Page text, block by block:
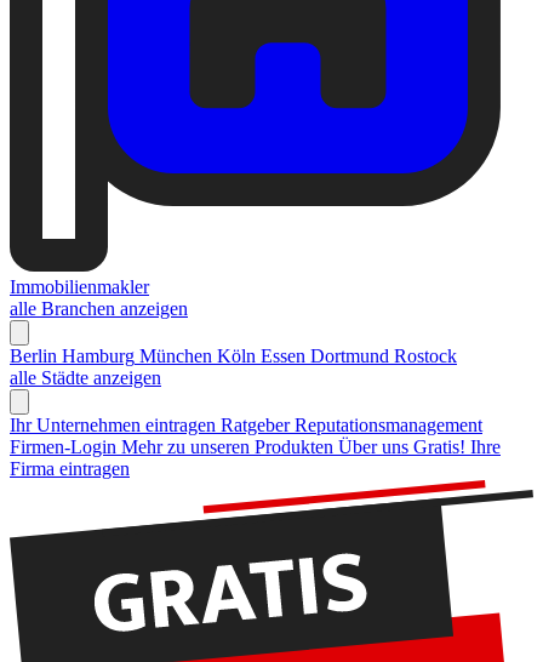
Immobilienmakler
alle Branchen anzeigen
Berlin Hamburg München Köln Essen Dortmund Rostock
alle Städte anzeigen
Ihr Unternehmen eintragen Ratgeber Reputationsmanagement
Firmen-Login Mehr zu unseren Produkten Über uns Gratis! Ihre
Firma eintragen